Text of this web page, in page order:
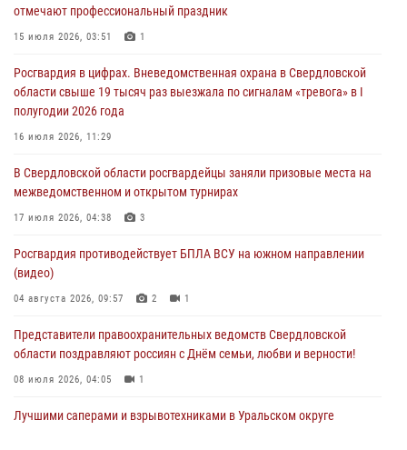
Представитель Управления Росгвардии по Свердловской области
«Телекон»
В Свердловской области росгвардейцы стали призерами
29 июля 2026, 12:30
Православные священники поддержали росгвардейцев в зоне СВО
отмечают профессиональный праздник
15 июля 2026, 03:51 1
Росгвардия в цифрах. Вневедомственная охрана в Свердловской
области свыше 19 тысяч раз выезжала по сигналам «тревога» в I
полугодии 2026 года
16 июля 2026, 11:29
В Свердловской области росгвардейцы заняли призовые места на
межведомственном и открытом турнирах
17 июля 2026, 04:38 3
Росгвардия противодействует БПЛА ВСУ на южном направлении
(видео)
04 августа 2026, 09:57 2 1
Представители правоохранительных ведомств Свердловской
области поздравляют россиян с Днём семьи, любви и верности!
08 июля 2026, 04:05 1
Лучшими саперами и взрывотехниками в Уральском округе